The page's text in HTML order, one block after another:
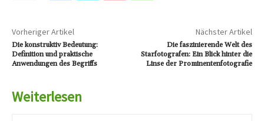
Vorheriger Artikel
Die konstruktiv Bedeutung:
Definition und praktische
Anwendungen des Begriffs
Nächster Artikel
Die faszinierende Welt des
Starfotografen: Ein Blick hinter die
Linse der Prominentenfotografie
Weiterlesen